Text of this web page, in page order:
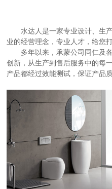
水达人是一家专业设计、生产
业的经营理念，专业人才，给您
多年以来，承蒙公司同仁及各
创新，从生产到售后服务中的每
产品都经过效能测试，保证产品